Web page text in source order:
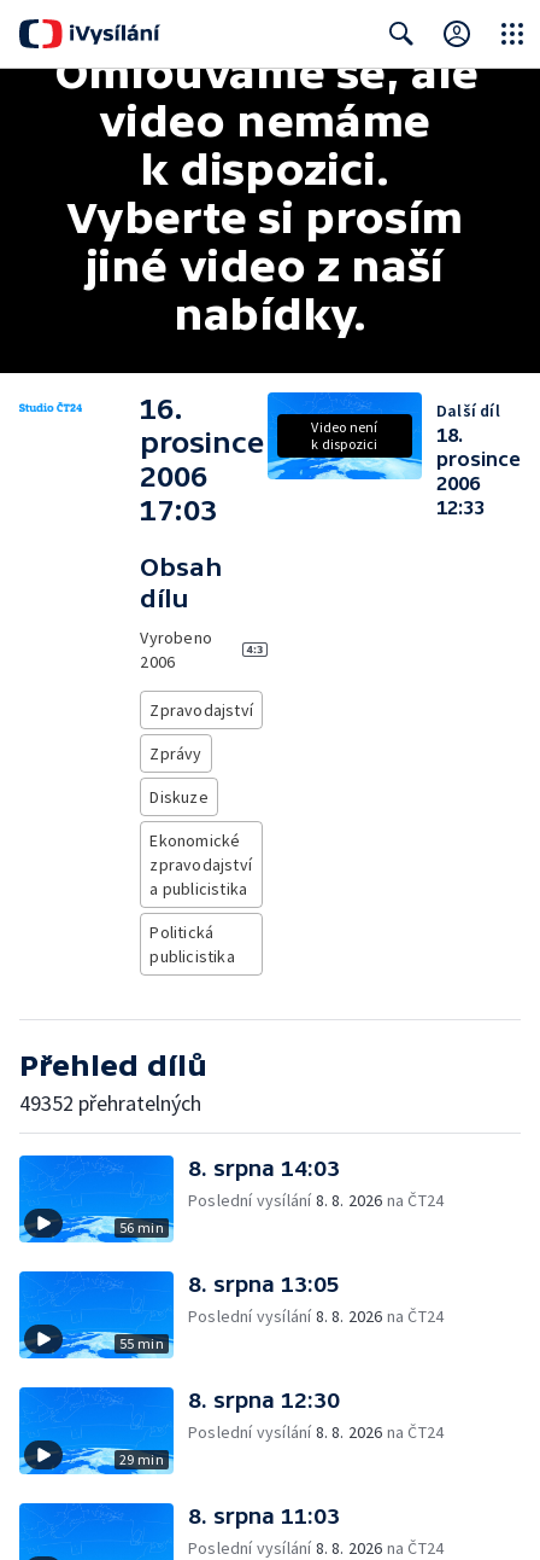
Search
Omlouváme se, ale
video nemáme
k dispozici.
Vyberte si prosím
jiné video z naší
nabídky.
16.
prosince
2006
17:03
Obsah
dílu
Vyrobeno
2006
Zpravodajství
Zprávy
Diskuze
Ekonomické
zpravodajství
a publicistika
Politická
publicistika
Video není
k dispozici
Další díl
18.
prosince
2006
12:33
Přehled dílů
49352 přehratelných
56 min
8. srpna 14:03
Poslední vysílání8. 8. 2026 na ČT24
55 min
8. srpna 13:05
Poslední vysílání8. 8. 2026 na ČT24
29 min
8. srpna 12:30
Poslední vysílání8. 8. 2026 na ČT24
8. srpna 11:03
Poslední vysílání8. 8. 2026 na ČT24